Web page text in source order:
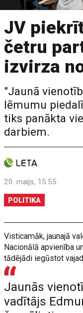
JV
četru
izvirza
"Jaunā
lēmumu
tiks panākta
darbiem.
20. maijs, 15:55
POLITIKA
Visticamāk, jaunajā
Nacionālā apvienība
tādējādi iegūstot
Jaunās
vadītājs